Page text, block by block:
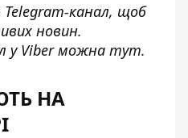
Telegram-канал, щоб
новин.
у Viber можна тут.
НА